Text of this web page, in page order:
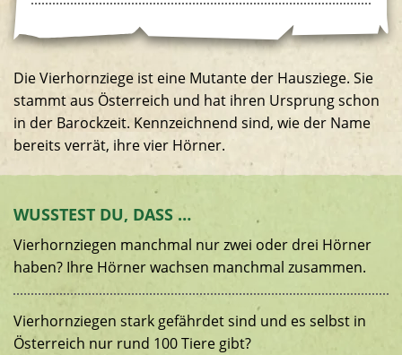
Die Vierhornziege ist eine Mutante der Hausziege. Sie
stammt aus Österreich und hat ihren Ursprung schon
in der Barockzeit. Kennzeichnend sind, wie der Name
bereits verrät, ihre vier Hörner.
WUSSTEST DU, DASS …
Vierhornziegen manchmal nur zwei oder drei Hörner
haben? Ihre Hörner wachsen manchmal zusammen.
Vierhornziegen stark gefährdet sind und es selbst in
Österreich nur rund 100 Tiere gibt?